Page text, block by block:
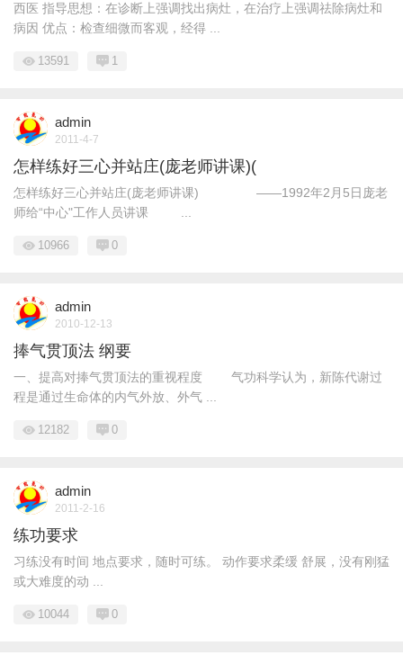
西医 指导思想：在诊断上强调找出病灶，在治疗上强调祛除病灶和
病因 优点：检查细微而客观，经得 ...
13591 1
admin
2011-4-7
怎样练好三心并站庄(庞老师讲课)(
怎样练好三心并站庄(庞老师讲课) ——1992年2月5日庞老
师给“中心"工作人员讲课 ...
10966 0
admin
2010-12-13
捧气贯顶法 纲要
一、提高对捧气贯顶法的重视程度 气功科学认为，新陈代谢过
程是通过生命体的内气外放、外气 ...
12182 0
admin
2011-2-16
练功要求
习练没有时间 地点要求，随时可练。 动作要求柔缓 舒展，没有刚猛
或大难度的动 ...
10044 0